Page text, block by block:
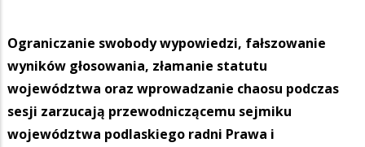
Ograniczanie swobody wypowiedzi, fałszowanie
wyników głosowania, złamanie statutu
województwa oraz wprowadzanie chaosu podczas
sesji zarzucają przewodniczącemu sejmiku
województwa podlaskiego radni Prawa i